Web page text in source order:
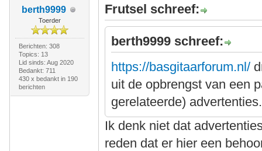
berth9999
Toerder
Berichten: 308
Topics: 13
Lid sinds: Aug 2020
Bedankt: 711
430 x bedankt in 190
berichten
Frutsel schreef:
berth9999 schreef:
https://basgitaarforum.nl/
uit de opbrengst van een
gerelateerde) advertenties.
Ik denk niet dat
reden dat er hier een